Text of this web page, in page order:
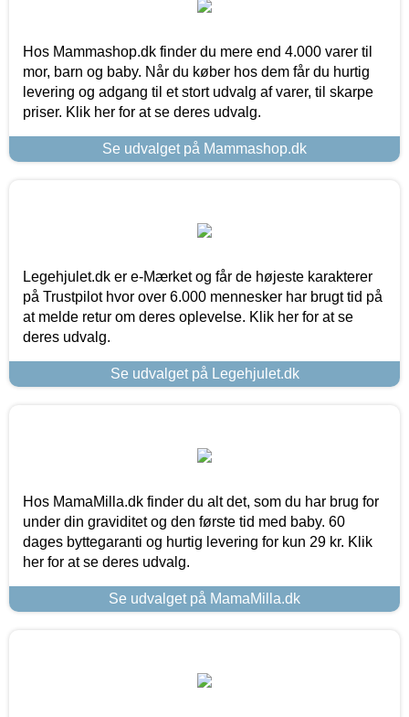
Hos Mammashop.dk finder du mere end 4.000 varer til
mor, barn og baby. Når du køber hos dem får du hurtig
levering og adgang til et stort udvalg af varer, til skarpe
priser. Klik her for at se deres udvalg.
Se udvalget på Mammashop.dk
Legehjulet.dk er e-Mærket og får de højeste karakterer
på Trustpilot hvor over 6.000 mennesker har brugt tid på
at melde retur om deres oplevelse. Klik her for at se
deres udvalg.
Se udvalget på Legehjulet.dk
Hos MamaMilla.dk finder du alt det, som du har brug for
under din graviditet og den første tid med baby. 60
dages byttegaranti og hurtig levering for kun 29 kr. Klik
her for at se deres udvalg.
Se udvalget på MamaMilla.dk